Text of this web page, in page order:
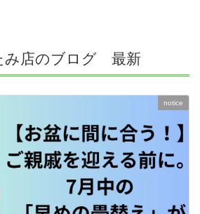
み店のブログ 最新
notice